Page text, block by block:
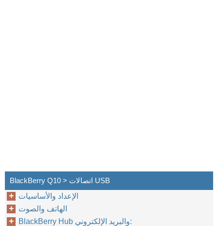
BlackBerry Q10 > اتصالات USB
الإعداد والأساسيات
الهاتف والصوت
BlackBerry Hub والبريد الإلكتروني: